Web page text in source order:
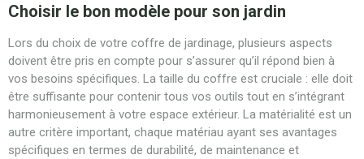
Choisir le bon modèle pour son jardin
Lors du choix de votre coffre de jardinage, plusieurs aspects
doivent être pris en compte pour s’assurer qu’il répond bien à
vos besoins spécifiques. La taille du coffre est cruciale : elle doit
être suffisante pour contenir tous vos outils tout en s’intégrant
harmonieusement à votre espace extérieur. La matérialité est un
autre critère important, chaque matériau ayant ses avantages
spécifiques en termes de durabilité, de maintenance et